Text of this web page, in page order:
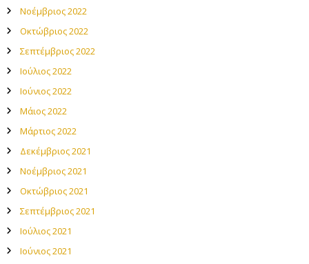
Νοέμβριος 2022
Οκτώβριος 2022
Σεπτέμβριος 2022
Ιούλιος 2022
Ιούνιος 2022
Μάιος 2022
Μάρτιος 2022
Δεκέμβριος 2021
Νοέμβριος 2021
Οκτώβριος 2021
Σεπτέμβριος 2021
Ιούλιος 2021
Ιούνιος 2021